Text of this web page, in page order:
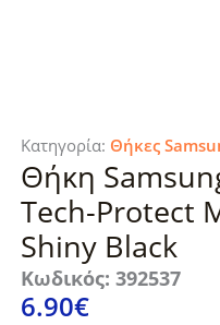
Κατηγορία: Θήκες
Θήκη
Tech-Protect
Shiny Black
Κωδικός: 392537
6.90€